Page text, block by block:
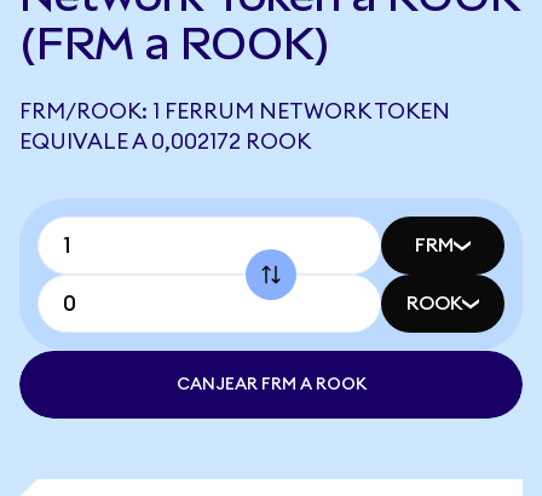
(FRM a ROOK)
FRM/ROOK: 1 FERRUM NETWORK TOKEN
EQUIVALE A 0,002172 ROOK
FRM
ROOK
CANJEAR FRM A ROOK